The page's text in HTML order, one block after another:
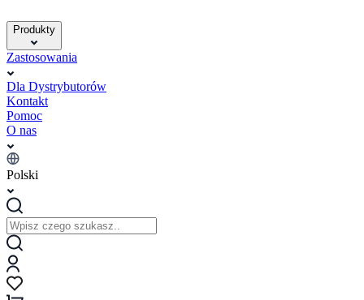
Produkty
Zastosowania
Dla Dystrybutorów
Kontakt
Pomoc
O nas
Polski